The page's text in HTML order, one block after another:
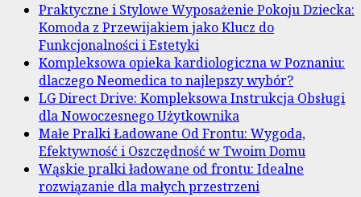
Praktyczne i Stylowe Wyposażenie Pokoju Dziecka:
Komoda z Przewijakiem jako Klucz do
Funkcjonalności i Estetyki
Kompleksowa opieka kardiologiczna w Poznaniu:
dlaczego Neomedica to najlepszy wybór?
LG Direct Drive: Kompleksowa Instrukcja Obsługi
dla Nowoczesnego Użytkownika
Małe Pralki Ładowane Od Frontu: Wygoda,
Efektywność i Oszczędność w Twoim Domu
Wąskie pralki ładowane od frontu: Idealne
rozwiązanie dla małych przestrzeni